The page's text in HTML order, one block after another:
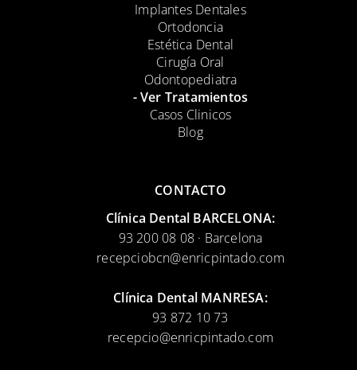
Implantes Dentales
Ortodoncia
Estética Dental
Cirugía Oral
Odontopediatra
- Ver Tratamientos
Casos Clinicos
Blog
CONTACTO
Clínica Dental BARCELONA:
93 200 08 08 · Barcelona
recepciobcn@enricpintado.com
Clínica Dental MANRESA:
93 872 10 73
recepcio@enricpintado.com